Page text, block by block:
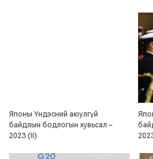
Японы Үндэсний аюулгүй
байдлын бодлогын хувьсал –
2023 (II)